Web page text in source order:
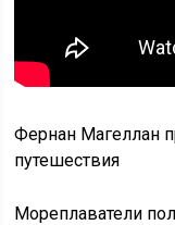
Фернан Магеллан
путешествия
Мореплаватели